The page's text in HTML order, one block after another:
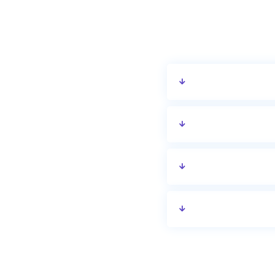
בעמוד ופנו ישירות